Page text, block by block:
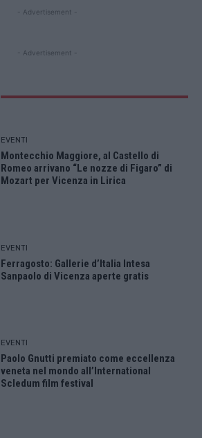
- Advertisement -
- Advertisement -
EVENTI
Montecchio Maggiore, al Castello di
Romeo arrivano “Le nozze di Figaro” di
Mozart per Vicenza in Lirica
EVENTI
Ferragosto: Gallerie d’Italia Intesa
Sanpaolo di Vicenza aperte gratis
EVENTI
Paolo Gnutti premiato come eccellenza
veneta nel mondo all’International
Scledum film festival